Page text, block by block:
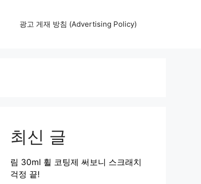
광고 게재 방침 (Advertising Policy)
최신 글
림 30ml 휠 코팅제 써보니 스크래치
걱정 끝!